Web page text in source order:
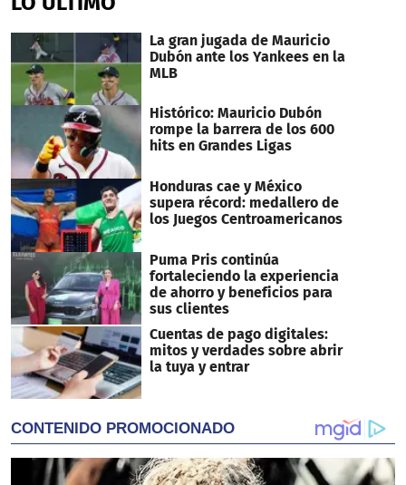
51
La gran jugada de Mauricio
Dubón ante los Yankees en la
MLB
Histórico: Mauricio Dubón
rompe la barrera de los 600
hits en Grandes Ligas
Honduras cae y México
supera récord: medallero de
los Juegos Centroamericanos
Puma Pris continúa
fortaleciendo la experiencia
de ahorro y beneficios para
sus clientes
Cuentas de pago digitales:
mitos y verdades sobre abrir
la tuya y entrar